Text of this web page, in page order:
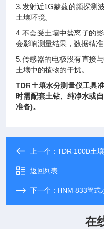
3.发射近1G赫兹的频探测
土壤环境。
4.不会受土壤中盐离子的
会影响测量结果，数据精准
5.传感器的电极没有直接
土壤中的植物的干扰。
TDR土壤水分测量仪工具
时需配套土钻、纯净水或
准备)。
上一个：TDR-100D土
返回列表
下一个： HNM-833管式
在